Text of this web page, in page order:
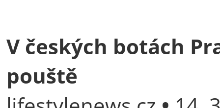
V českých botách
pouště